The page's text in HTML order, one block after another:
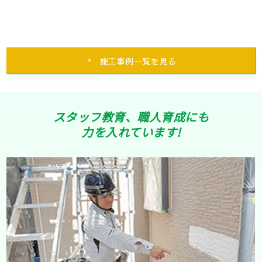
施工事例一覧を見る
スタッフ教育、職人育成にも
力を入れています!